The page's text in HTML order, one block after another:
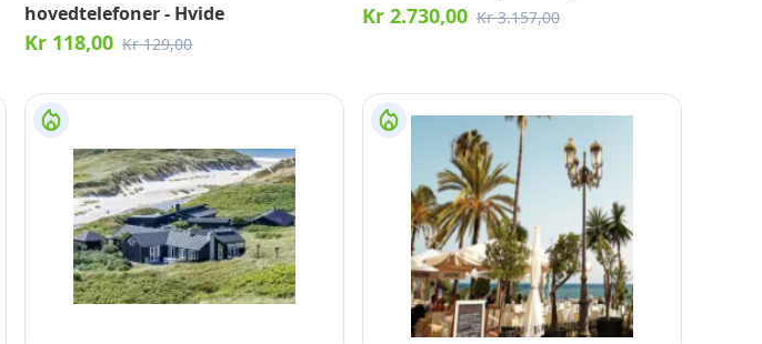
hovedtelefoner - Hvide
Kr 118,00 Kr 129,00
Kr 2.730,00 Kr 3.157,00